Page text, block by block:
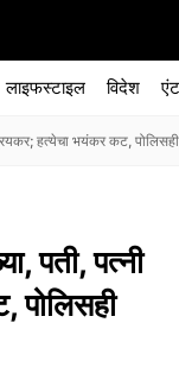
लाइफस्टाइल विदेश
हत्येचा भयंकर कट,
पती, पत्नी
पोलिसही